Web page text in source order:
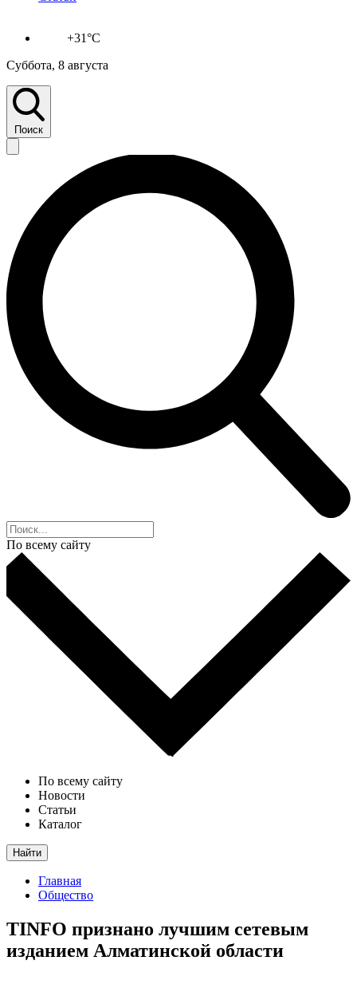
+31°C
Суббота, 8 августа
Поиск
По всему сайту
По всему сайту
Новости
Статьи
Каталог
Найти
Главная
Общество
TINFO признано лучшим сетевым
изданием Алматинской области